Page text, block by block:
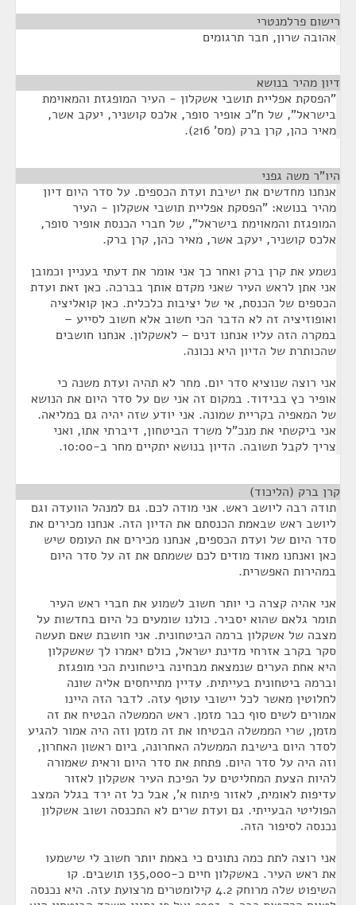
רישום פרלמנטרי
אהובה שרון, חבר תרגומים
דיון מהיר בנושא
"הפסקת אפליית תושבי אשקלון - העיר המופגזת והמאוימת
בישראל", של ח"כ אופיר סופר, אלכס קושניר, יעקב אשר,
מאיר כהן, קרן ברק (מס' 216).
היו"ר משה גפני
אנחנו מחדשים את ישיבת ועדת הכספים. על סדר היום דיון
מהיר בנושא: "הפסקת אפליית תושבי אשקלון - העיר
המופגזת והמאוימת בישראל", של חברי הכנסת אופיר סופר,
אלכס קושניר, יעקב אשר, מאיר כהן, קרן ברק.
נשמע את קרן ברק ואחר כך אני אומר את דעתי בעניין וכמובן
אני אתן לראש העיר שאני מקדם אותך בברכה. כאן זאת ועדת
הכספים של הכנסת, אי של יציבות כלכלית. כאן קואליציה
ואופוזיציה זה לא הדבר הכי חשוב אלא חשוב לסייע –
במקרה הזה עליו אנחנו דנים – לאשקלון. אנחנו חושבים
שהכותרת של הדיון היא נכונה.
אני רוצה שנוציא סדר יום. מחר לא תהיה ועדת משנה כי
אופיר כץ בבידוד. במקום זה אני שם על סדר היום את הנושא
של המאפיה בקריית שמונה. אני יודע שזה יהיה גם במליאה.
אני ביקשתי את מנכ"ל משרד הביטחון, דיברתי אתו, ואני
צריך לקבל תשובה. הדיון בנושא יתקיים מחר ב-10:00.
קרן ברק (הליכוד)
תודה רבה ליושב ראש. אני מודה לכם. גם למנהל הוועדה וגם
ליושב ראש שבאמת הכנסתם את הדיון הזה. אנחנו מכירים את
סדר היום של ועדת הכספים, אנחנו מכירים את העומס שיש
כאן ואנחנו מאוד מודים לכם ששמתם את זה על סדר היום
במהירות האפשרית.
אני אהיה קצרה כי יותר חשוב לשמוע את חברי ראש העיר
תומר גלאם שהוא יסביר. כולנו שומעים כל היום בחדשות על
מצבה של אשקלון ברמה הביטחונית. אני חושבת שאם תעשה
סקר בקרב אזרחי מדינת ישראל, כולם יאמרו לך שאשקלון
היא אחת הערים שנמצאת מבחינה ביטחונית הכי מופגזת
וברמה ביטחונית בעייתית. עדיין מתייחסים אליה שונה
לחלוטין מאשר לכל יישובי עוטף עזה. לדבר הזה היינו
אמורים לשים סוף כבר מזמן. ראש הממשלה הבטיח את זה
מזמן, שרי הממשלה הבטיחו את זה מזמן וזה היה אמור להגיע
לסדר היום בישיבת הממשלה האחרונה, ביום ראשון האחרון,
וזה היה על סדר היום. פתחת את סדר היום וראית שאמורה
להיות הצעת המחליטים על הפיכת העיר אשקלון לאזור
עדיפות לאומית, לאזור פיתוח א', אבל כל זה ירד בגלל המצב
הפוליטי הבעייתי. גם ועדת שרים לא התכנסה ושוב אשקלון
נכנסה לסיפור הזה.
אני רוצה לתת כמה נתונים כי באמת יותר חשוב לי שישמעו
את ראש העיר. באשקלון חיים כ-135,000 תושבים. קו
השיפוט שלה מרוחק 4.2 קילומטרים מרצועת עזה. היא נכנסה